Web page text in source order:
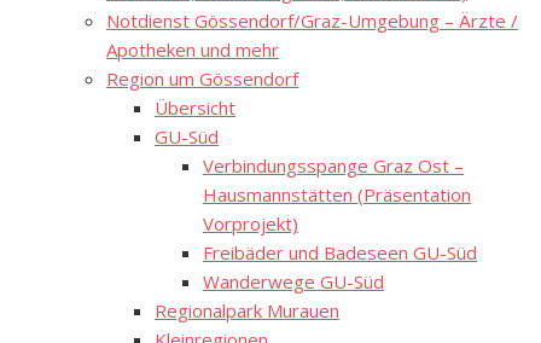
Notdienst Gössendorf/Graz-Umgebung – Ärzte /
Apotheken und mehr
Region um Gössendorf
Übersicht
GU-Süd
Verbindungsspange Graz Ost –
Hausmannstätten (Präsentation
Vorprojekt)
Freibäder und Badeseen GU-Süd
Wanderwege GU-Süd
Regionalpark Murauen